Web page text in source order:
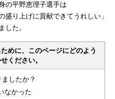
の平野恵理子選手は
盛り上げに貢献できてうれしい」
した。
めに、このページにどのよう
ください。
したか？
なかった